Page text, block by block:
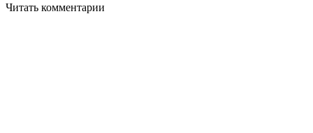
Читать комментарии